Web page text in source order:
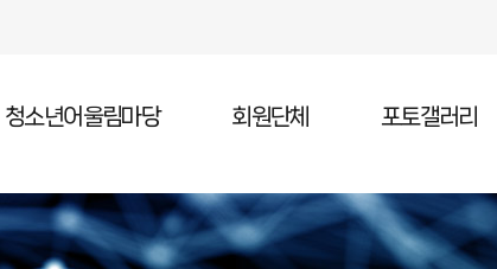
청소년어울림마당
청소년어울림마당 소개
청소년어울림마당 일정
회원단체 포토갤러리